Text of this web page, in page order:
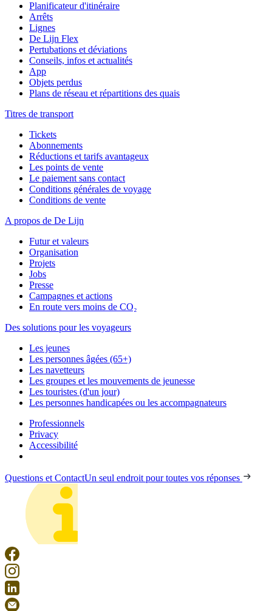
Planificateur d'itinéraire
Arrêts
Lignes
De Lijn Flex
Pertubations et déviations
Conseils, infos et actualités
App
Objets perdus
Plans de réseau et répartitions des quais
Titres de transport
Tickets
Abonnements
Réductions et tarifs avantageux
Les points de vente
Le paiement sans contact
Conditions générales de voyage
Conditions de vente
A propos de De Lijn
Futur et valeurs
Organisation
Projets
Jobs
Presse
Campagnes et actions
En route vers moins de CO₂
Des solutions pour les voyageurs
Les jeunes
Les personnes âgées (65+)
Les navetteurs
Les groupes et les mouvements de jeunesse
Les touristes (d'un jour)
Les personnes handicapées ou les accompagnateurs
Professionnels
Privacy
Accessibilité
Questions et ContactUn seul endroit pour toutes vos réponses